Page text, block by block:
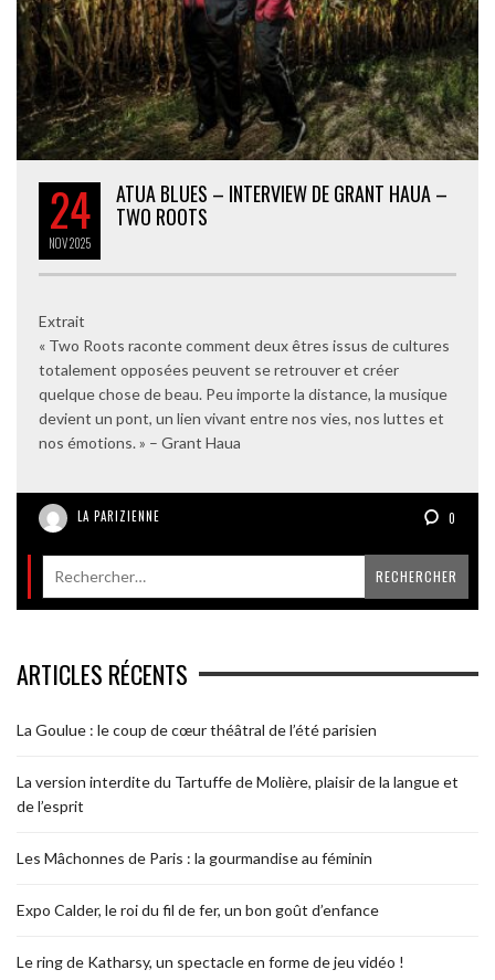
24
NOV2025
ATUA BLUES – INTERVIEW DE GRANT HAUA –
TWO ROOTS
Extrait
« Two Roots raconte comment deux êtres issus de cultures
totalement opposées peuvent se retrouver et créer
quelque chose de beau. Peu importe la distance, la musique
devient un pont, un lien vivant entre nos vies, nos luttes et
nos émotions. » – Grant Haua
LA PARIZIENNE 0
ARTICLES RÉCENTS
La Goulue : le coup de cœur théâtral de l’été parisien
La version interdite du Tartuffe de Molière, plaisir de la langue et
de l’esprit
Les Mâchonnes de Paris : la gourmandise au féminin
Expo Calder, le roi du fil de fer, un bon goût d’enfance
Le ring de Katharsy, un spectacle en forme de jeu vidéo !